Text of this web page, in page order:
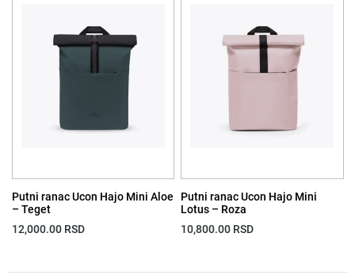
Putni ranac Ucon Hajo Mini Aloe
– Teget
12,000.00 RSD
Putni ranac Ucon Hajo Mini
Lotus – Roza
10,800.00 RSD